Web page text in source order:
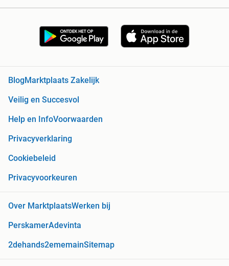
BlogMarktplaats Zakelijk
Veilig en Succesvol
Help en InfoVoorwaarden
Privacyverklaring
Cookiebeleid
Privacyvoorkeuren
Over MarktplaatsWerken bij
PerskamerAdevinta
2dehands2ememainSitemap